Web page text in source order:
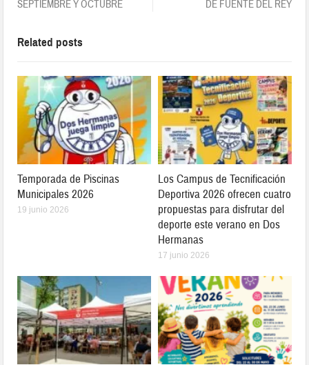
SEPTIEMBRE Y OCTUBRE
DE FUENTE DEL REY
Related posts
Temporada de Piscinas
Municipales 2026
19 junio 2026
Los Campus de Tecnificación
Deportiva 2026 ofrecen cuatro
propuestas para disfrutar del
deporte este verano en Dos
Hermanas
17 junio 2026